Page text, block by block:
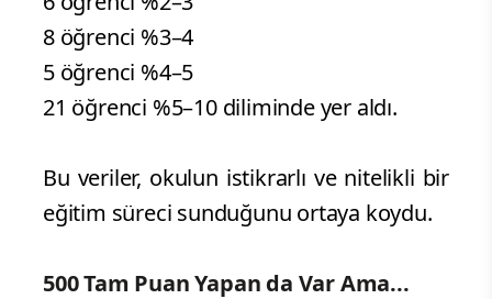
8 öğrenci %3–4
5 öğrenci %4–5
21 öğrenci %5–10 diliminde yer aldı.
Bu veriler, okulun istikrarlı ve nitelikli bir
eğitim süreci sunduğunu ortaya koydu.
500 Tam Puan Yapan da Var Ama...